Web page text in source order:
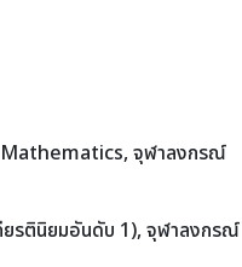
Mathematics, จุฬาลงกรณ์
ยรตินิยมอันดับ 1), จุฬาลงกรณ์